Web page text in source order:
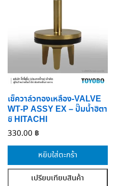
เช็ควาล์วทองเหลือง-VALVE
WT-P ASSY EX – ปั๊มน้ำฮิตา
ชิ HITACHI
330.00 ฿
หยิบใส่ตะกร้า
เปรียบเทียบสินค้า